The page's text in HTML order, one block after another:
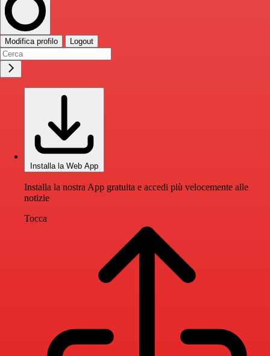
Modifica profilo Logout
Installa la Web App
Installa la nostra App gratuita e accedi più velocemente alle
notizie
Tocca